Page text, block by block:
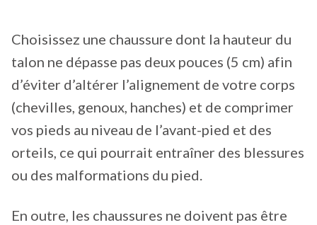
Choisissez une chaussure dont la hauteur du
talon ne dépasse pas deux pouces (5 cm) afin
d’éviter d’altérer l’alignement de votre corps
(chevilles, genoux, hanches) et de comprimer
vos pieds au niveau de l’avant-pied et des
orteils, ce qui pourrait entraîner des blessures
ou des malformations du pied.
En outre, les chaussures ne doivent pas être